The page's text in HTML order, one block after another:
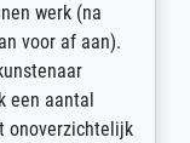
(na
af aan).